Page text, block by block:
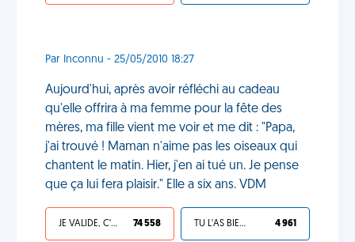
Par Inconnu - 25/05/2010 18:27
Aujourd'hui, après avoir réfléchi au cadeau
qu'elle offrira à ma femme pour la fête des
mères, ma fille vient me voir et me dit : "Papa,
j'ai trouvé ! Maman n'aime pas les oiseaux qui
chantent le matin. Hier, j'en ai tué un. Je pense
que ça lui fera plaisir." Elle a six ans. VDM
JE VALIDE, C'EST UNE VDM 74 558 TU L'AS BIEN MÉRITÉ 4 961